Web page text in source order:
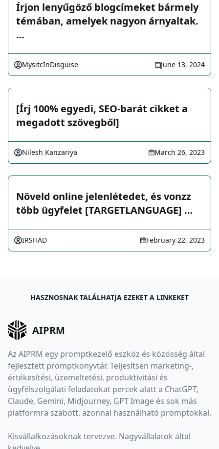
Írjon lenyűgöző blogcímeket bármely
témában, amelyek nagyon árnyaltak.
…
MysitcInDisguise June 13, 2024
[Írj 100% egyedi, SEO-barát cikket a
megadott szövegből]
Nilesh Kanzariya March 26, 2023
Növeld online jelenlétedet, és vonzz
több ügyfelet [TARGETLANGUAGE] …
IRSHAD February 22, 2023
HASZNOSNAK TALÁLHATJA EZEKET A LINKEKET
AIPRM
Az AIPRM egy promptkezelő eszköz és közösség által
fejlesztett promptkönyvtár. Teljesítsen marketing-,
értékesítési, üzemeltetési, produktivitási és
ügyfélszolgálati feladatokat percek alatt a ChatGPT,
Claude, Gemini, Midjourney, GPT Image és sok más
platformra szabott, azonnal használható promptokkal.
Kisvállalkozásoknak tervezve. Nagyvállalatok által